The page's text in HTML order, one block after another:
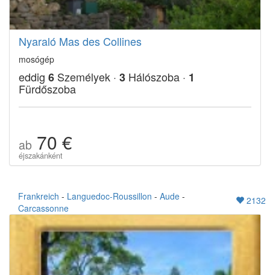
Nyaraló Mas des Collines
mosógép
eddig 6 Személyek · 3 Hálószoba · 1
Fürdőszoba
ab 70 €
éjszakánként
Frankreich - Languedoc-Roussillon - Aude -
Carcassonne
2132